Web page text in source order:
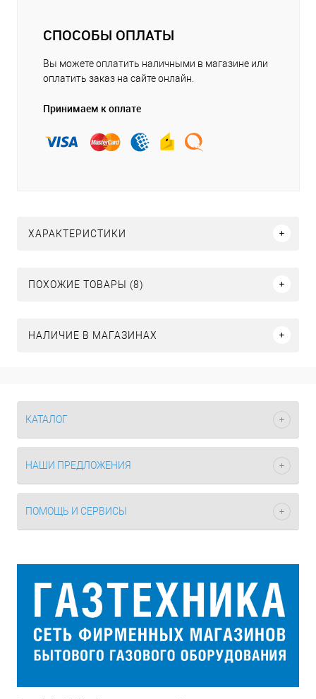
СПОСОБЫ ОПЛАТЫ
Вы можете оплатить наличными в магазине или
оплатить заказ на сайте онлайн.
Принимаем к оплате
ХАРАКТЕРИСТИКИ
ПОХОЖИЕ ТОВАРЫ (8)
НАЛИЧИЕ В МАГАЗИНАХ
КАТАЛОГ
НАШИ ПРЕДЛОЖЕНИЯ
ПОМОЩЬ И СЕРВИСЫ